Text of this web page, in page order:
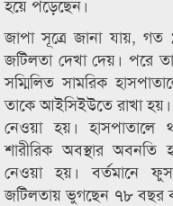
জাপা সূত্রে জানা যায়,
জটিলতা দেখা দেয়। পরে
সম্মিলিত সামরিক
তাকে আইসিইউতে রাখা হয়।
নেওয়া হয়।
শারীরিক অবস্থার
নেওয়া হয়। বর্তমানে
জটিলতায় ভুগছেন ৭৮ বছর